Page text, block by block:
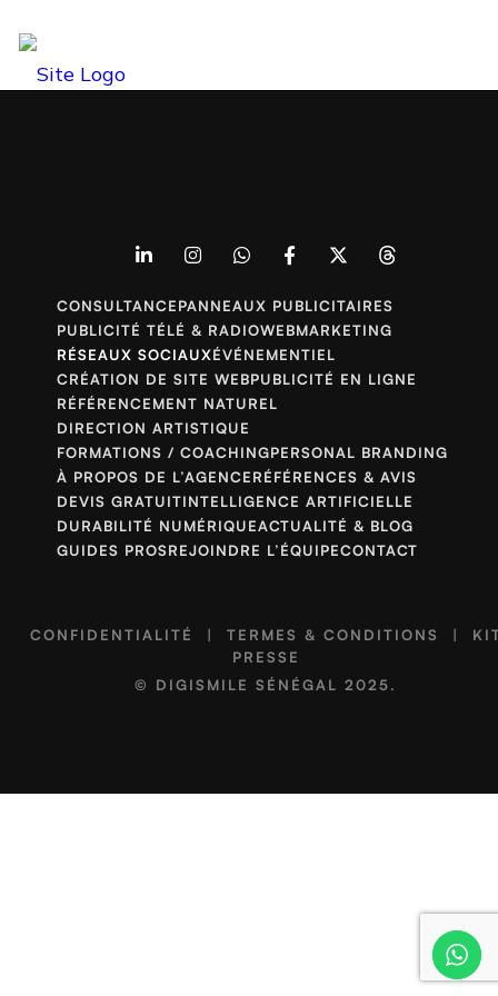
Devis gratuit
Contacts
CONSULTANCEPANNEAUX PUBLICITAIRES
PUBLICITÉ TÉLÉ & RADIOWEBMARKETING
RÉSEAUX SOCIAUXÉVÉNEMENTIEL
CRÉATION DE SITE WEBPUBLICITÉ EN LIGNE
RÉFÉRENCEMENT NATUREL
DIRECTION ARTISTIQUE
FORMATIONS / COACHINGPERSONAL BRANDING
À PROPOS DE L’AGENCERÉFÉRENCES & AVIS
DEVIS GRATUITINTELLIGENCE ARTIFICIELLE
DURABILITÉ NUMÉRIQUEACTUALITÉ & BLOG
GUIDES PROSREJOINDRE L’ÉQUIPECONTACT
CONFIDENTIALITÉ | TERMES & CONDITIONS |
PRESSE
© DIGISMILE SÉNÉGAL 2025.